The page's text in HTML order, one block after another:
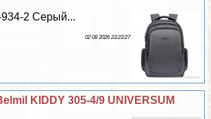
934-2 Серый...
02 08 2026 23:23:27
KIDDY 305-4/9 UNIVERSUM